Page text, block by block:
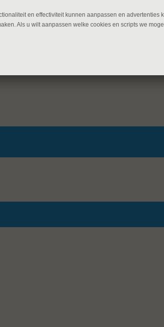
en effectiviteit kunnen aanpassen en advertenties
Als u wilt aanpassen welke cookies en scripts we